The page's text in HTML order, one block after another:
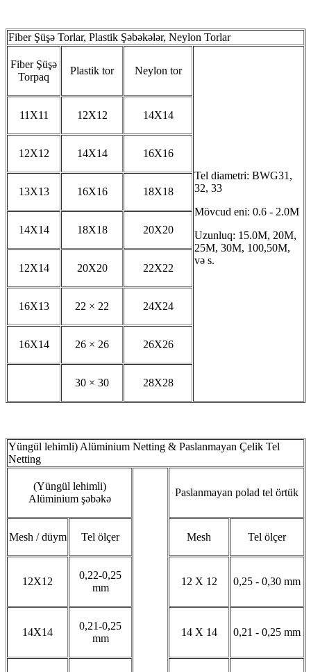
Fiber Şüşə Torlar, Plastik Şəbəkələr, Neylon Torlar
Fiber Şüşə
Torpaq
Plastik tor Neylon tor
Tel diametri: BWG31,
32, 33
Mövcud eni: 0.6 - 2.0M
Uzunluq: 15.0M, 20M,
25M, 30M, 100,50M,
və s.
11X11 12X12 14X14
12X12 14X14 16X16
13X13 16X16 18X18
14X14 18X18 20X20
12X14 20X20 22X22
16X13 22 × 22 24X24
16X14 26 × 26 26X26
30 × 30 28X28
Yüngül lehimli) Alüminium Netting & Paslanmayan Çelik Tel
Netting
(Yüngül lehimli)
Alüminium şəbəkə
Paslanmayan polad tel örtük
Mesh / düym Tel ölçer Mesh Tel ölçer
12X12
0,22-0,25
mm
12 X 12 0,25 - 0,30 mm
14X14
0,21-0,25
mm
14 X 14 0,21 - 0,25 mm